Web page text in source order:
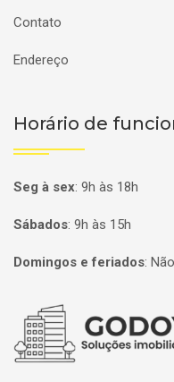
Contato
Endereço
Horário de
Seg à sex: 9h às 18h
Sábados: 9h às 15h
Domingos e feriados:
Página inicial